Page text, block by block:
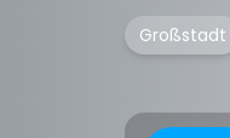
Großstadt